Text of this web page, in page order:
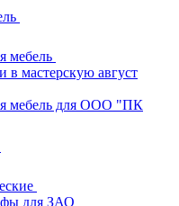
мебель
в мастерскую август
мебель для ООО "ПК
для ЗАО